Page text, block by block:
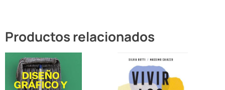
Productos relacionados